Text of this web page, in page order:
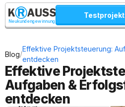
Neukundengewinnung
Blog/
Effektive Projektsteuerung:
entdecken
Effektive
Aufgaben &
entdecken